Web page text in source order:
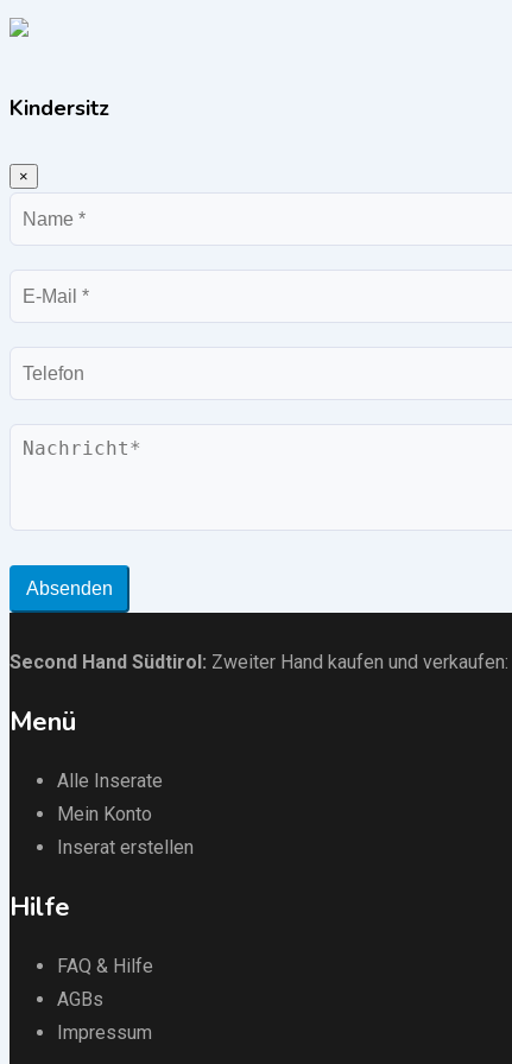
Kindersitz
×
Name
E-
Mail
Telefon
Nachricht
Absenden
Second Hand Südtirol : Zweiter Hand kaufen und verkaufen:
Menü
Alle Inserate
Mein Konto
Inserat erstellen
Hilfe
FAQ & Hilfe
AGBs
Impressum